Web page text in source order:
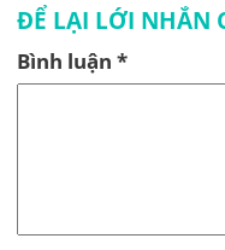
ĐỂ LẠI LỚI NHẮN
Bình luận*